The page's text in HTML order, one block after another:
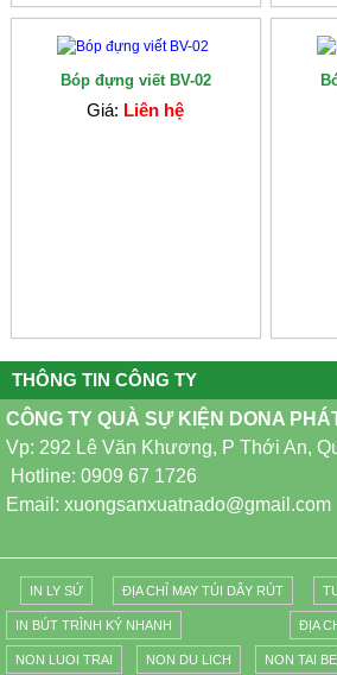
Bóp đựng viết BV-02
Giá: Liên hệ
THÔNG TIN CÔNG TY
CÔNG TY QUÀ SỰ KIỆN DONA
Vp: 292 Lê Văn Khương, P Thới An,
Hotline: 0909 67 1726
Email: xuongsanxuatnado@gmail.com
IN LY SỨ ĐỊA CHỈ MAY TÚI DÂY RÚT
IN BÚT TRÌNH KÝ NHANH ĐỊA
NON LUOI TRAI NON DU LICH NON TAI